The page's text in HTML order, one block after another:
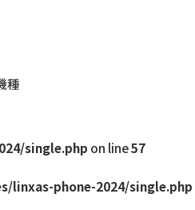
種
single.php on line57
phone-2024/single.php